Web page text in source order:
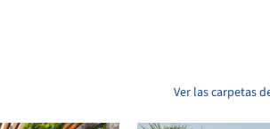
Ver las carpetas